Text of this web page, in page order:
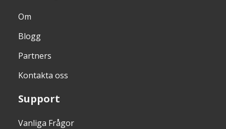
Om
Blogg
Partners
Kontakta oss
Support
Vanliga Frågor